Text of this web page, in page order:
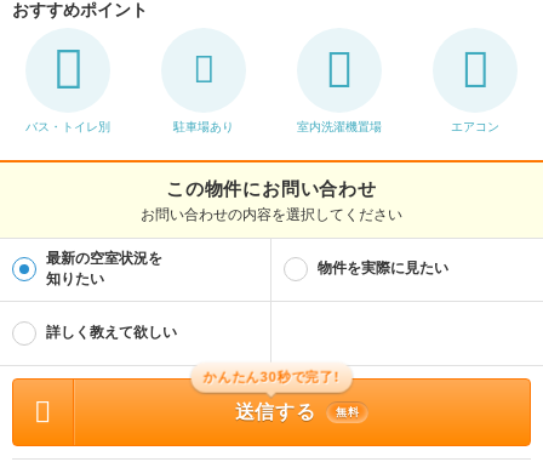
おすすめポイント
バス・トイレ別 駐車場あり 室内洗濯機置場 エアコン
この物件にお問い合わせ
お問い合わせの内容を選択してください
最新の空室状況を
知りたい
物件を実際に見たい
詳しく教えて欲しい
かんたん30秒で完了!
送信する 無料